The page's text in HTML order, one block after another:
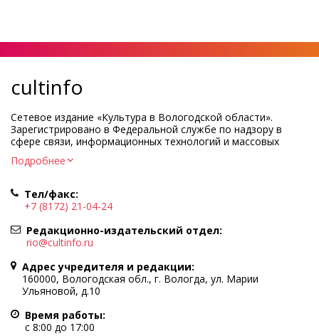
cultinfo
Сетевое издание «Культура в Вологодской области».
Зарегистрировано в Федеральной службе по надзору в
сфере связи, информационных технологий и массовых
Регистрационный номер и дата принятия решения о
Учредитель КУ ВО «Информационно-аналитический центр
культуры»
Адрес учредителя и редакции: 160000, Вологодская обл., г.
Вологда, ул. Марии Ульяновой, д.10
Главный редактор — Легчанова Елена Григорьевна
Политика в отношении обработки персональных данных
При полном или частичном использовании информации
портала гиперссылка на cultinfo.ru обязательна.
Редакция не несет ответственности за достоверность
Подробнее
Тел/факс:
+7 (8172) 21-04-24
Редакционно-издательский отдел:
rio@cultinfo.ru
Адрес учредителя и редакции:
160000, Вологодская обл., г. Вологда, ул. Марии
Ульяновой, д.10
Время работы:
с 8:00 до 17:00